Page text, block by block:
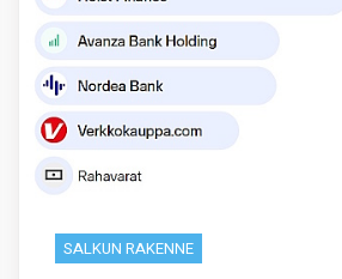
SALKUN RAKENNE